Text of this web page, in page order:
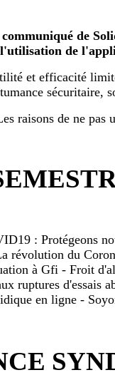
de
l'utilisation de
et efficacité
sécuritaire,
raisons de ne pas
: Protégeons
révolution du
à Gfi - Froit
ruptures d'essais
en ligne -